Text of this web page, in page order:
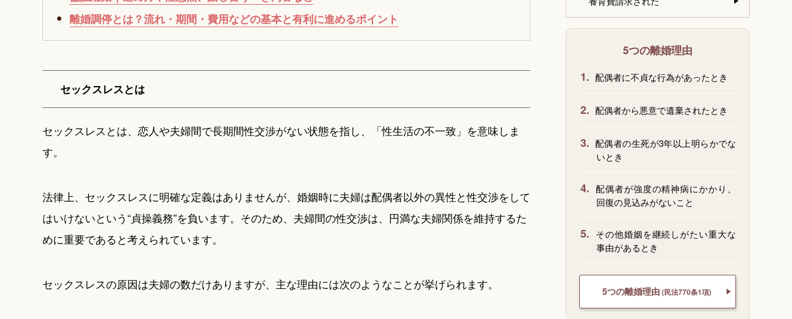
離婚調停とは？流れ・期間・費用などの基本と有利に進めるポイント
セックスレスとは
セックスレスとは、恋人や夫婦間で長期間性交渉がない状態を指し、「性生活の不一致」を意味しま
す。
法律上、セックスレスに明確な定義はありませんが、婚姻時に夫婦は配偶者以外の異性と性交渉をして
はいけないという“貞操義務”を負います。そのため、夫婦間の性交渉は、円満な夫婦関係を維持するた
めに重要であると考えられています。
セックスレスの原因は夫婦の数だけありますが、主な理由には次のようなことが挙げられます。
5つの離婚理由
1. 配偶者に不貞な行為があったとき
2. 配偶者から悪意で遺棄されたとき
3. 配偶者の生死が3年以上明らかでな
いとき
4. 配偶者が強度の精神病にかかり、
回復の見込みがないこと
5.
その他婚姻を継続しがたい重大な
事由があるとき
5つの離婚理由 (民法770条1項)